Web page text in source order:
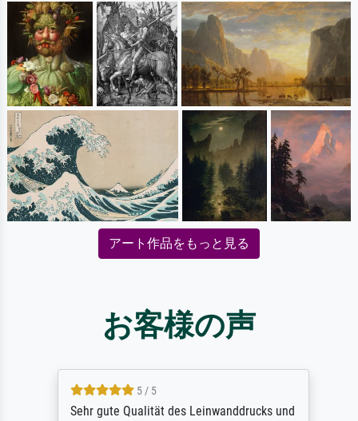
アート作品をもっと見る
お客様の声
5 / 5
Sehr gute Qualität des Leinwanddrucks und